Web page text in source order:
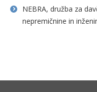
NEBRA, družba za
nepremičnine in